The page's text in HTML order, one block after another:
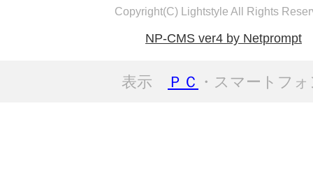
Copyright(C) Lightstyle All Rights
NP-CMS ver4 by Netprompt
表示 ＰＣ ・スマートフ